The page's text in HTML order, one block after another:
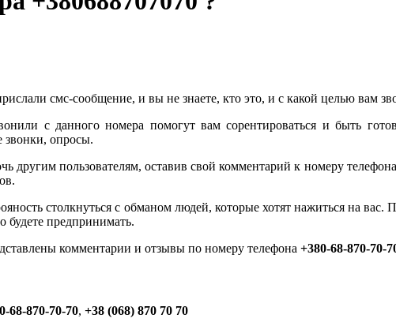
смс-сообщение, и вы не знаете, кто это, и с какой целью вам
с данного номера помогут вам сорентироваться и быть
опросы.
другим пользователям, оставив свой комментарий к номеру телефона
столкнуться с обманом людей, которые хотят нажиться на
будете предпринимать.
комментарии и отзывы по номеру телефона +380-68-870-70-
68-870-70-70, +38 (068) 870 70 70